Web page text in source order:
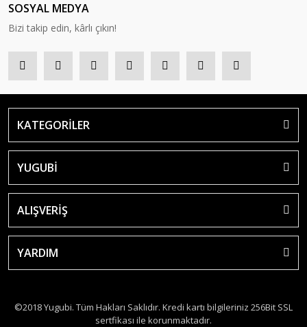
SOSYAL MEDYA
Bizi takip edin, kârlı çıkın!
KATEGORİLER
YUGUBİ
ALIŞVERİŞ
YARDIM
©2018 Yugubi. Tüm Hakları Saklıdır. Kredi kartı bilgileriniz 256Bit SSL
sertfikası ile korunmaktadır.